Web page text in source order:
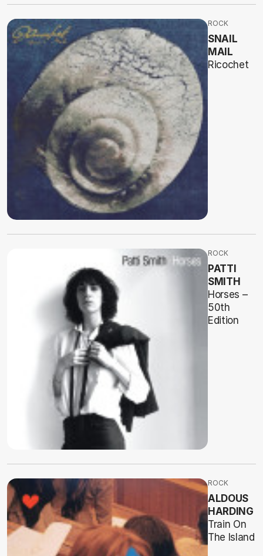
ROCK
SNAIL
MAIL
Ricochet
ROCK
PATTI
SMITH
Horses –
50th
Edition
ROCK
ALDOUS
HARDING
Train On
The Island